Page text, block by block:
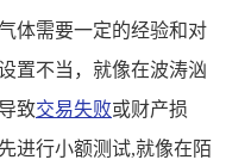
体需要一定的经验和对
置不当，就像在波涛汹
致交易失败或财产损
进行小额测试,就像在陌